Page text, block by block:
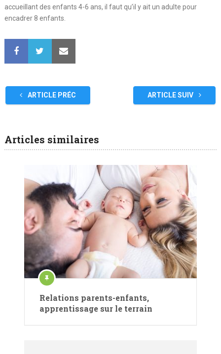
accueillant des enfants 4-6 ans, il faut qu’il y ait un adulte pour
encadrer 8 enfants.
ARTICLE PRÉC ARTICLE SUIV
Articles similaires
Relations parents-enfants,
apprentissage sur le terrain